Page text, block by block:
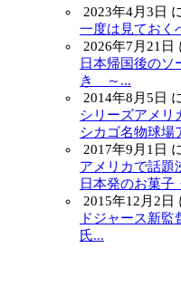
2023年4月3日
一度は見ておく
2026年7月21日
日本帰国後のソ
き ～...
2014年8月5日
シリーズアメリ
シカゴ名物球場
2017年9月1日
アメリカで話題
日本発のお菓子
2015年12月2日
ドジャース新
氏...